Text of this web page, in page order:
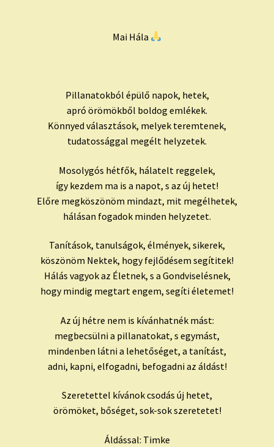
Mai Hála
Pillanatokból épülő napok, hetek,
apró örömökből boldog emlékek.
Könnyed választások, melyek teremtenek,
tudatossággal megélt helyzetek.
Mosolygós hétfők, hálatelt reggelek,
így kezdem ma is a napot, s az új hetet!
Előre megköszönöm mindazt, mit megélhetek,
hálásan fogadok minden helyzetet.
Tanítások, tanulságok, élmények, sikerek,
köszönöm Nektek, hogy fejlődésem segítitek!
Hálás vagyok az Életnek, s a Gondviselésnek,
hogy mindig megtart engem, segíti életemet!
Az új hétre nem is kívánhatnék mást:
megbecsülni a pillanatokat, s egymást,
mindenben látni a lehetőséget, a tanítást,
adni, kapni, elfogadni, befogadni az áldást!
Szeretettel kívánok csodás új hetet,
örömöket, bőséget, sok-sok szeretetet!
Áldással: Timke